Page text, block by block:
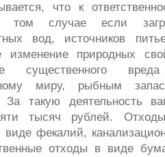
что к
том случае если
вод, источников
изменение природных
существенного
миру, рыбным
За такую деятельность
тысяч рублей. Отходы
виде фекалий,
отходы в виде